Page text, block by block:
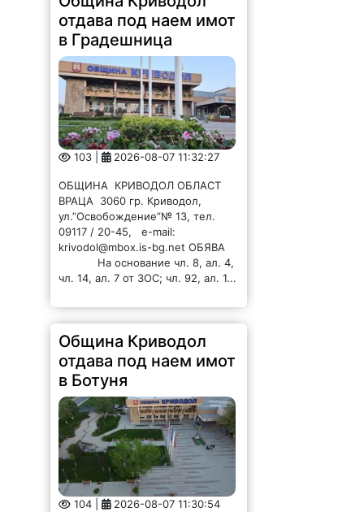
отдава под наем имот
в Градешница
103 | 2026-08-07 11:32:27
ОБЩИНА КРИВОДОЛ ОБЛАСТ
ВРАЦА 3060 гр. Криводол,
ул.”Освобождение”№ 13, тел.
09117 / 20-45, e-mail:
krivodol@mbox.is-bg.net ОБЯВА
На основание чл. 8, ал. 4,
чл. 14, ал. 7 от ЗОС; чл. 92, ал. 1...
Община Криводол
отдава под наем имот
в Ботуня
104 | 2026-08-07 11:30:54